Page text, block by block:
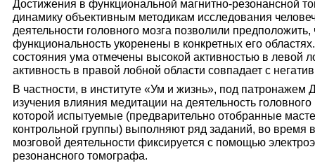
Достижения в функциональной магнитно-резонансной
динамику объективным методикам исследования
деятельности головного мозга позволили
функциональность укоренены в конкретных его
состояния ума отмечены высокой активностью в левой
активность в правой лобной области совпадает с
В частности, в институте «Ум и жизнь», под
изучения влияния медитации на деятельность
которой испытуемые (предварительно отобранные
контрольной группы) выполняют ряд заданий, во время
мозговой деятельности фиксируется с помощью
резонансного томографа.